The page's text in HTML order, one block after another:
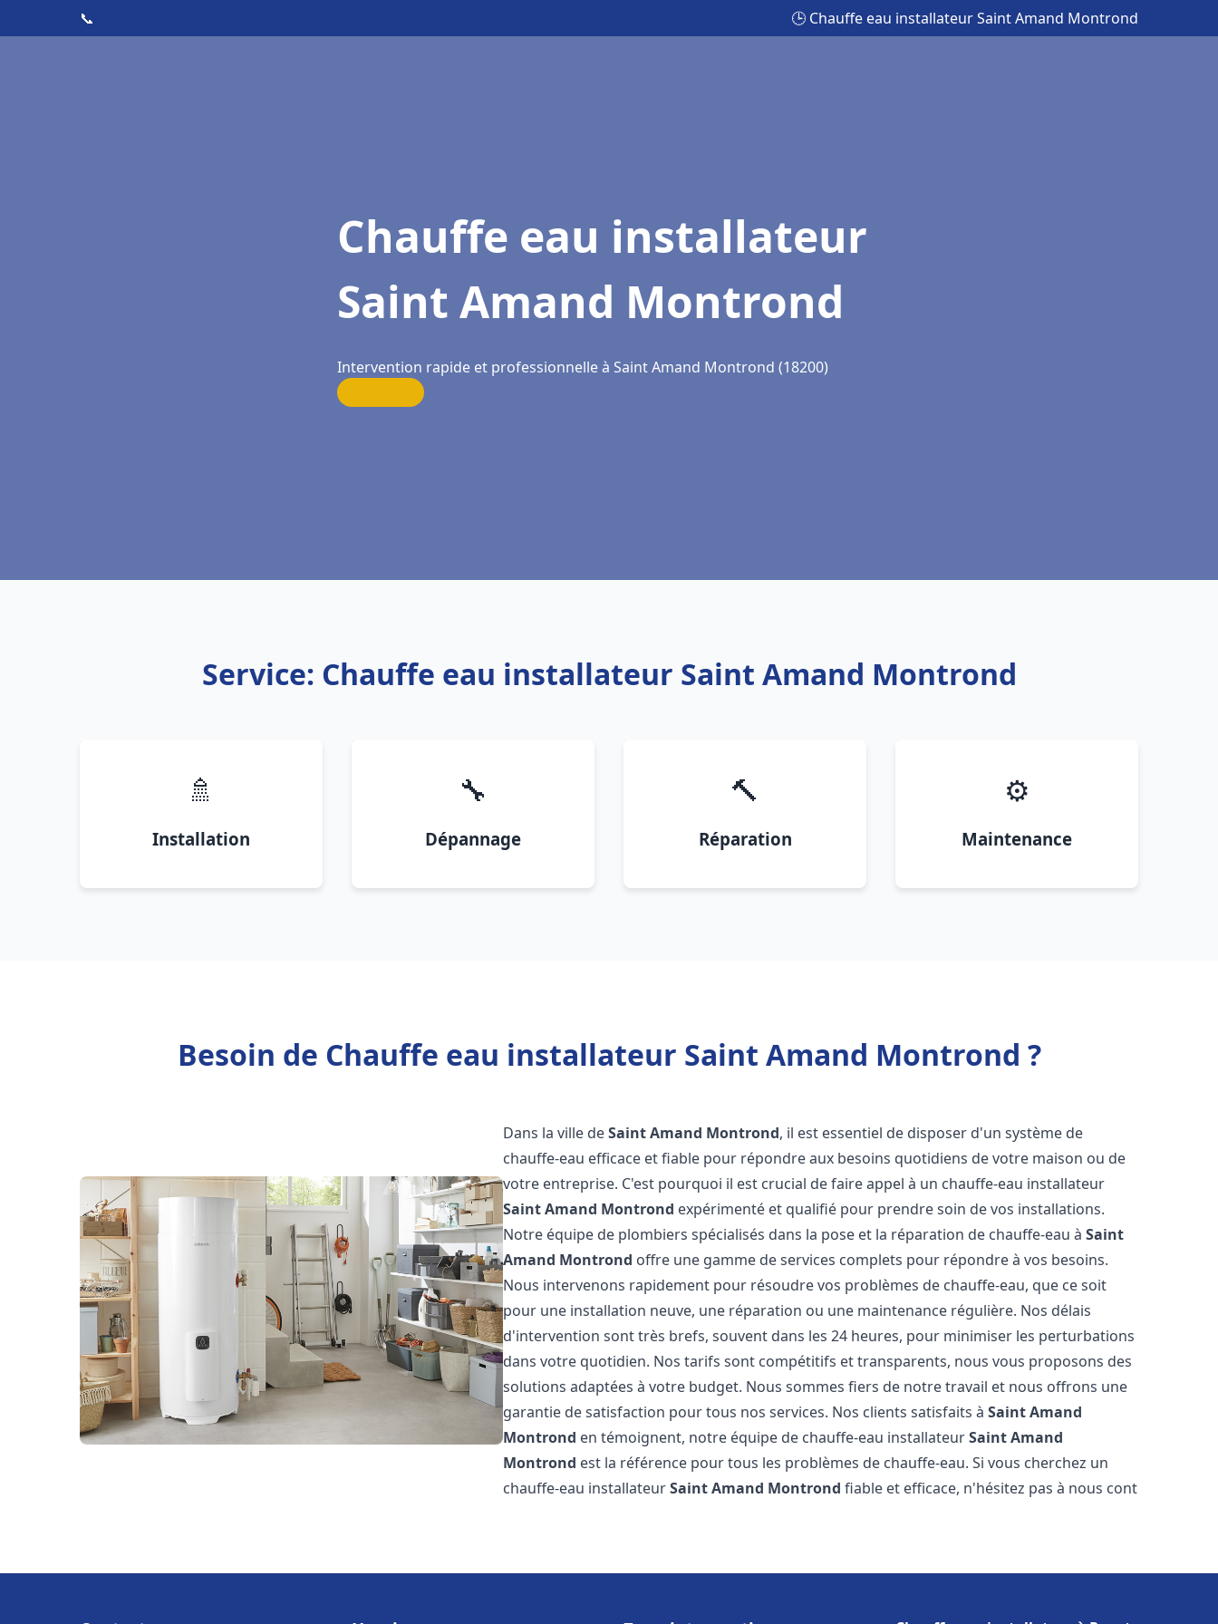
📞 🕒 Chauffe eau installateur Saint Amand Montrond
Chauffe eau installateur
Saint Amand Montrond
Intervention rapide et professionnelle à Saint Amand Montrond (18200)
Service: Chauffe eau installateur Saint Amand Montrond
🚿
Installation
🔧
Dépannage
🔨
Réparation
⚙️
Maintenance
Besoin de Chauffe eau installateur Saint Amand Montrond ?
Dans la ville deSaint Amand Montrond, il est essentiel de disposer d'un système de
chauffe-eau efficace et fiable pour répondre aux besoins quotidiens de votre maison ou de
votre entreprise. C'est pourquoi il est crucial de faire appel à un chauffe-eau installateur
Saint Amand Montrond expérimenté et qualifié pour prendre soin de vos installations.
Notre équipe de plombiers spécialisés dans la pose et la réparation de chauffe-eau àSaint
Amand Montrond offre une gamme de services complets pour répondre à vos besoins.
Nous intervenons rapidement pour résoudre vos problèmes de chauffe-eau, que ce soit
pour une installation neuve, une réparation ou une maintenance régulière. Nos délais
d'intervention sont très brefs, souvent dans les 24 heures, pour minimiser les perturbations
dans votre quotidien. Nos tarifs sont compétitifs et transparents, nous vous proposons des
solutions adaptées à votre budget. Nous sommes fiers de notre travail et nous offrons une
garantie de satisfaction pour tous nos services. Nos clients satisfaits àSaint Amand
Montrond en témoignent, notre équipe de chauffe-eau installateurSaint Amand
Montrond est la référence pour tous les problèmes de chauffe-eau. Si vous cherchez un
chauffe-eau installateurSaint Amand Montrond fiable et efficace, n'hésitez pas à nous cont